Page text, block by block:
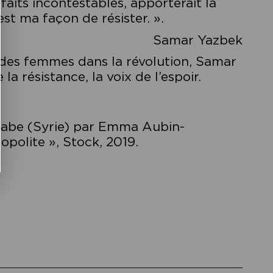
ma façon de résister. ».
Samar Yazbek
femmes dans la révolution, Samar
résistance, la voix de l’espoir.
(Syrie) par Emma Aubin-
», Stock, 2019.